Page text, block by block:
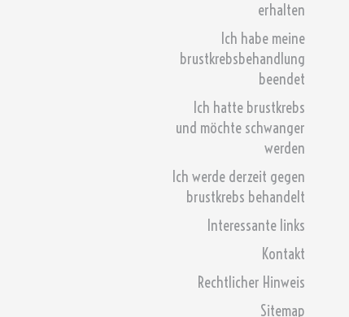
erhalten
Ich habe meine
brustkrebsbehandlung
beendet
Ich hatte brustkrebs
und möchte schwanger
werden
Ich werde derzeit gegen
brustkrebs behandelt
Interessante links
Kontakt
Rechtlicher Hinweis
Sitemap